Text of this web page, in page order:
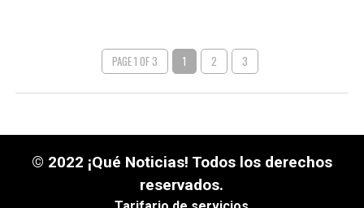
PAGE 1 OF 3 1 2 3
© 2022 ¡Qué Noticias! Todos los derechos
reservados.